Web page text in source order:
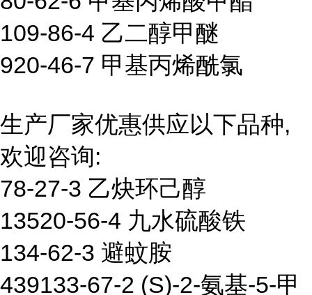
109-86-4 乙二醇甲醚
920-46-7 甲基丙烯酰氯
生产厂家优惠供应以下品种,
欢迎咨询:
78-27-3 乙炔环己醇
13520-56-4 九水硫酸铁
134-62-3 避蚊胺
439133-67-2 (S)-2-氨基-5-甲